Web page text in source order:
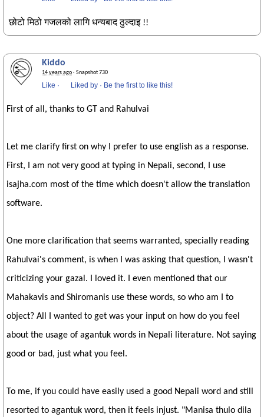
छोटो मिठो गजलको लागि धन्यबाद ठुल्दाइ !!
Kiddo
14 years ago· Snapshot 730
Like · Liked by · Be the first to like this!
First of all, thanks to GT and Rahulvai
Let me clarify first on why I prefer to use english as a response.
First, I am not very good at typing in Nepali, second, I use
isajha.com most of the time which doesn't allow the translation
software.
One more clarification that seems warranted, specially reading
Rahulvai's comment, is when I was asking that question, I wasn't
criticizing your gazal. I loved it. I even mentioned that our
Mahakavis and Shiromanis use these words, so who am I to
object? All I wanted to get was your input on how do you feel
about the usage of agantuk words in Nepali literature. Not saying
good or bad, just what you feel.
To me, if you could have easily used a good Nepali word and still
resorted to agantuk word, then it feels injust. "Manisa thulo dila